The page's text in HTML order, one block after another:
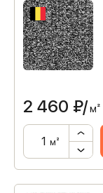
2 460 ₽/м²
м²